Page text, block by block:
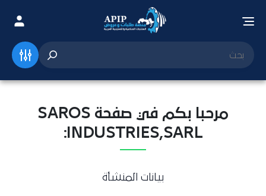
مرحبا بكم في صفحة SAROS
INDUSTRIES,SARL:
بيانات المنشأة